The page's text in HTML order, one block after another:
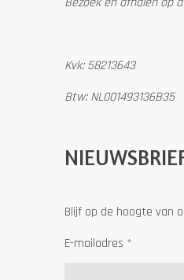
Kvk: 58213643
Btw: NL001493136B35
Blijf op de hoogte van
E-mailadres *